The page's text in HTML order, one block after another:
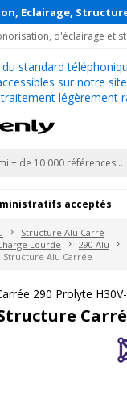
Eclairage,
d'éclairage et
standard
sur notre
légèrement
acceptés
Structure Alu Carré
Lourde
290 Alu
Structure Alu Carrée
290 Prolyte